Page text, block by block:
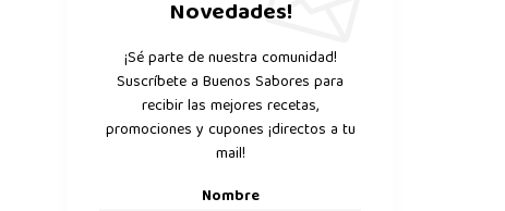
Novedades!
¡Sé parte de nuestra comunidad!
Suscríbete a Buenos Sabores para
recibir las mejores recetas,
promociones y cupones ¡directos a tu
mail!
Nombre